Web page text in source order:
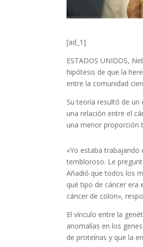
[ad_1]
ESTADOS UNIDOS,
hipótesis de que la
entre la comunidad
Su teoría resultó de un
una relación entre el
una menor proporción
«Yo estaba
tembloroso. Le
Añadió que todos los
qué tipo de cáncer era
cáncer de colon»,
El vínculo entre la
anomalías en los
de proteínas y que la